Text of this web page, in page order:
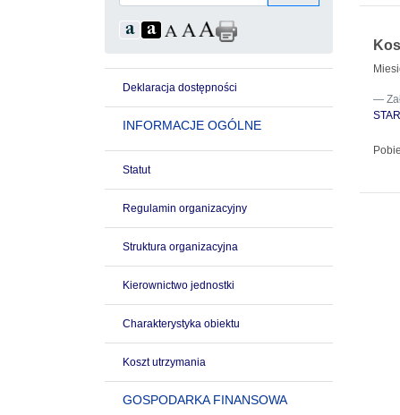
Deklaracja dostępności
INFORMACJE OGÓLNE
Statut
Regulamin organizacyjny
Struktura organizacyjna
Kierownictwo jednostki
Charakterystyka obiektu
Koszt utrzymania
GOSPODARKA FINANSOWA